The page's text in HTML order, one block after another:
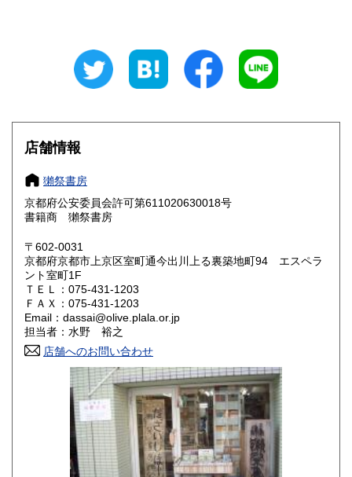
600円 三重県
大阪府
奈良県
鳥取県 600円 島根県
岡山県
山口県
香川県 600円
高知県 600円
600円 長崎県
600円 大分県
600円 鹿児島県
店舗情報
獺祭書房
京都府公安委員会許可第611020630018号
書籍商 獺祭書房
〒602-0031
京都府京都市上京区室町通今出川上る裏築地町94 エスペラ
ント室町1F
ＴＥＬ：075-431-1203
ＦＡＸ：075-431-1203
Email：dassai@olive.plala.or.jp
担当者：水野 裕之
店舗へのお問い合わせ